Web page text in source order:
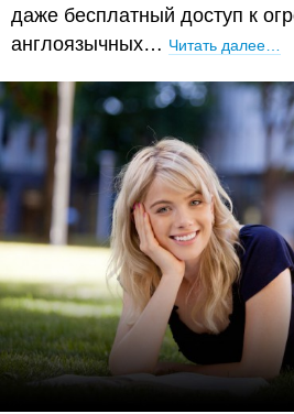
даже бесплатный доступ к
англоязычных… Читать далее…